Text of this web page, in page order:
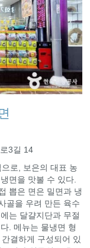
3길 14
로, 보은의 대표 농
면을 맛볼 수 있다.
뽑은 면은 밀면과 냉
골을 우려 만든 육수
는 달걀지단과 무절
. 메뉴는 물냉면 형
결하게 구성되어 있